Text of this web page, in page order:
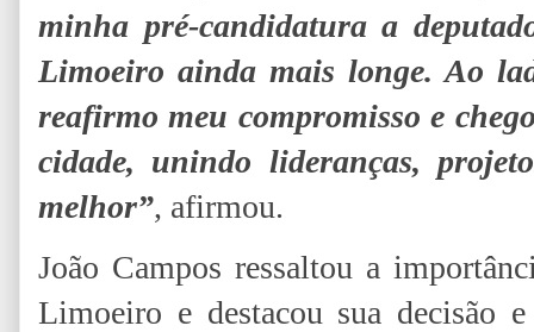
minha pré-candidatura a
Limoeiro ainda mais longe. Ao
reafirmo meu compromisso e
cidade, unindo lideranças,
melhor”, afirmou.
João Campos ressaltou a
Limoeiro e destacou sua decisão